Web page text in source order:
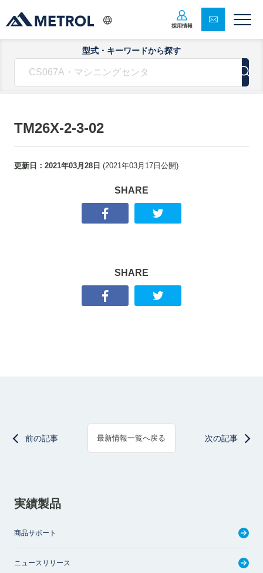
採用情報
型式・キーワードから探す
TM26X-2-3-02
更新日： 2021年03月28日 (2021年03月17日 公開)
SHARE
SHARE
前の記事 最新情報一覧へ戻る 次の記事
実績製品
商品サポート
ニュースリリース